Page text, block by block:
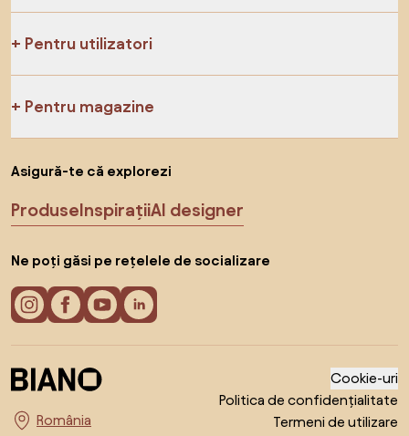
Pentru utilizatori
Pentru magazine
Asigură-te că explorezi
ProduseInspirațiiAI designer
Ne poți găsi pe rețelele de socializare
Alege țara
Cookie-uri
Politica de confidențialitate
Termeni de utilizare